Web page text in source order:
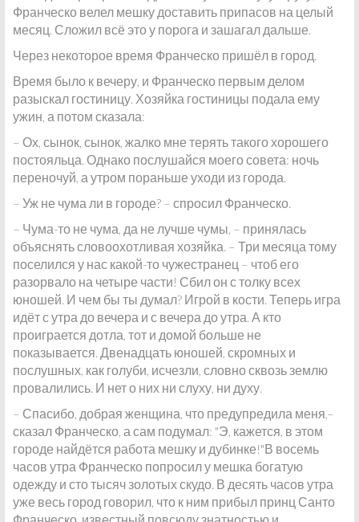
Франческо велел мешку доставить припасов на целый
месяц. Сложил всё это у порога и зашагал дальше.
Через некоторое время Франческо пришёл в город.
Время было к вечеру, и Франческо первым делом
разыскал гостиницу. Хозяйка гостиницы подала ему
ужин, а потом сказала:
– Ох, сынок, сынок, жалко мне терять такого хорошего
постояльца. Однако послушайся моего совета: ночь
переночуй, а утром пораньше уходи из города.
– Уж не чума ли в городе? – спросил Франческо.
– Чума-то не чума, да не лучше чумы, – принялась
объяснять словоохотливая хозяйка. – Три месяца тому
поселился у нас какой-то чужестранец – чтоб его
разорвало на четыре части! Сбил он с толку всех
юношей. И чем бы ты думал? Игрой в кости. Теперь игра
идёт с утра до вечера и с вечера до утра. А кто
проиграется дотла, тот и домой больше не
показывается. Двенадцать юношей, скромных и
послушных, как голуби, исчезли, словно сквозь землю
провалились. И нет о них ни слуху, ни духу.
– Спасибо, добрая женщина, что предупредила меня,–
сказал Франческо, а сам подумал: "Э, кажется, в этом
городе найдётся работа мешку и дубинке!"В восемь
часов утра Франческо попросил у мешка богатую
одежду и сто тысяч золотых скудо. В десять часов утра
уже весь город говорил, что к ним прибыл принц Санто